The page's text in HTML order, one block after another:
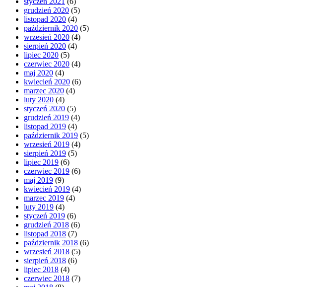
grudzień 2020 (5)
listopad 2020 (4)
październik 2020 (5)
wrzesień 2020 (4)
sierpień 2020 (4)
lipiec 2020 (5)
czerwiec 2020 (4)
maj 2020 (4)
kwiecień 2020 (6)
marzec 2020 (4)
luty 2020 (4)
styczeń 2020 (5)
grudzień 2019 (4)
listopad 2019 (4)
październik 2019 (5)
wrzesień 2019 (4)
sierpień 2019 (5)
lipiec 2019 (6)
czerwiec 2019 (6)
maj 2019 (9)
kwiecień 2019 (4)
marzec 2019 (4)
luty 2019 (4)
styczeń 2019 (6)
grudzień 2018 (6)
listopad 2018 (7)
październik 2018 (6)
wrzesień 2018 (5)
sierpień 2018 (6)
lipiec 2018 (4)
czerwiec 2018 (7)